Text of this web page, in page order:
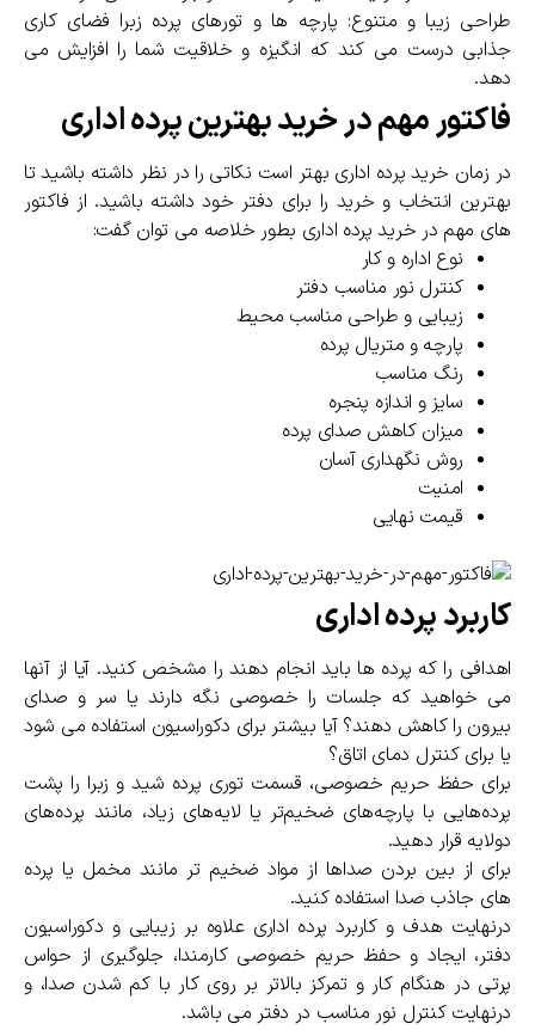
طراحی زیبا و متنوع: پارچه ها و تورهای پرده زبرا فضای کاری
جذابی درست می کند که انگیزه و خلاقیت شما را افزایش می
دهد.
فاکتور مهم در خرید بهترین پرده اداری
در زمان خرید پرده اداری بهتر است نکاتی را در نظر داشته باشید تا
بهترین انتخاب و خرید را برای دفتر خود داشته باشید. از فاکتور
های مهم در خرید پرده اداری بطور خلاصه می توان گفت:
نوع اداره و کار
کنترل نور مناسب دفتر
زیبایی و طراحی مناسب محیط
پارچه و متریال پرده
رنگ مناسب
سایز و اندازه پنجره
میزان کاهش صدای پرده
روش نگهداری آسان
امنیت
قیمت نهایی
کاربرد پرده اداری
اهدافی را که پرده ها باید انجام دهند را مشخص کنید. آیا از آنها
می خواهید که جلسات را خصوصی نگه دارند یا سر و صدای
بیرون را کاهش دهند؟ آیا بیشتر برای دکوراسیون استفاده می شود
یا برای کنترل دمای اتاق؟
برای حفظ حریم خصوصی، قسمت توری پرده شید و زبرا را پشت
پرده‌هایی با پارچه‌های ضخیم‌تر یا لایه‌های زیاد، مانند پرده‌های
دولایه قرار دهید.
برای از بین بردن صداها از مواد ضخیم تر مانند مخمل یا پرده
های جاذب صدا استفاده کنید.
درنهایت هدف و کاربرد پرده اداری علاوه بر زیبایی و دکوراسیون
دفتر، ایجاد و حفظ حریم خصوصی کارمندا، جلوگیری از حواس
پرتی در هنگام کار و تمرکز بالاتر بر روی کار با کم شدن صدا، و
درنهایت کنترل نور مناسب در دفتر می باشد.